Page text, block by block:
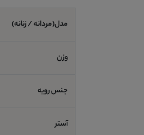
مدل(مردانه / زنانه)
وزن
جنس رویه
آستر